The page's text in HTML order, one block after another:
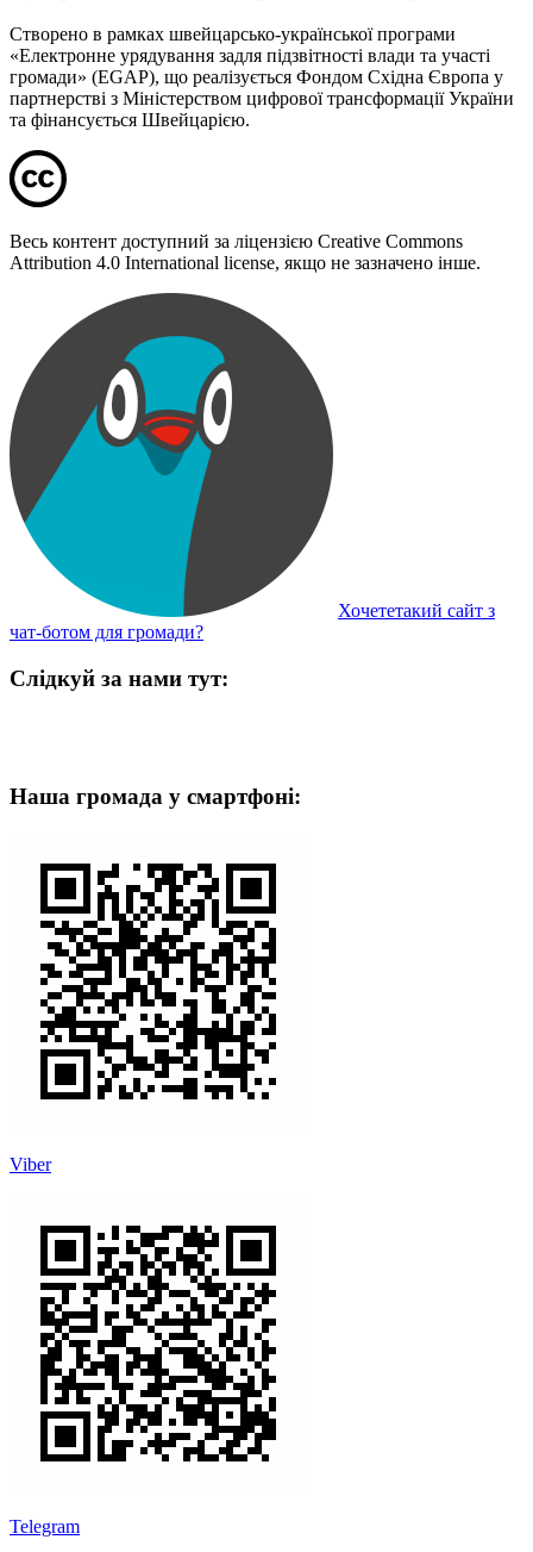
Створено в рамках швейцарсько-української програми
«Електронне урядування задля підзвітності влади та участі
громади» (EGAP), що реалізується Фондом Східна Європа у
партнерстві з Міністерством цифрової трансформації України
та фінансується Швейцарією.
Весь контент доступний за ліцензією Creative Commons
Attribution 4.0 International license, якщо не зазначено інше.
Хочететакий сайт з
чат-ботом для громади?
Слідкуй за нами тут:
Наша громада у смартфоні:
Viber
Telegram